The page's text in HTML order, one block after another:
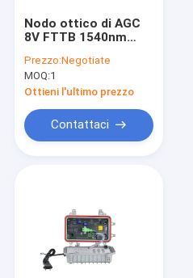
Nodo ottico di AGC
8V FTTB 1540nm
Prezzo:Negotiate
MOQ:1
Ottieni l'ultimo prezzo
Contattaci